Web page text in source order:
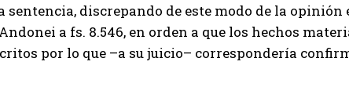
sentencia, discrepando de este modo de la
a fs. 8.546, en orden a que los hechos
por lo que –a su juicio– correspondería